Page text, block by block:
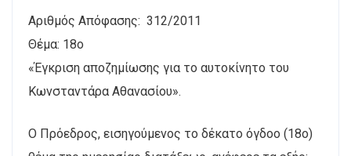
Αριθμός Απόφασης: 312/2011
Θέμα: 18ο
«Έγκριση αποζημίωσης για το αυτοκίνητο του
Κωνσταντάρα Αθανασίου».
Ο Πρόεδρος, εισηγούμενος το δέκατο όγδοο (18ο)